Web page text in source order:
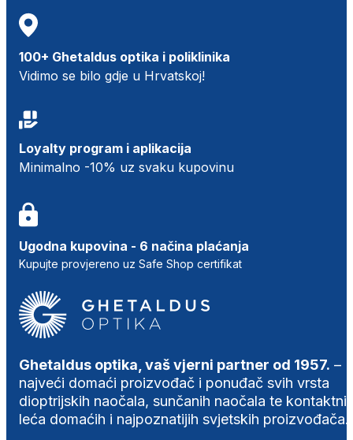
100+ Ghetaldus optika i poliklinika
Vidimo se bilo gdje u Hrvatskoj!
Loyalty program i aplikacija
Minimalno -10% uz svaku kupovinu
Ugodna kupovina - 6 načina plaćanja
Kupujte provjereno uz Safe Shop certifikat
Ghetaldus optika, vaš vjerni partner od 1957. –
najveći domaći proizvođač i ponuđač svih vrsta
dioptrijskih naočala, sunčanih naočala te
leća domaćih i najpoznatijih svjetskih proizvođača.